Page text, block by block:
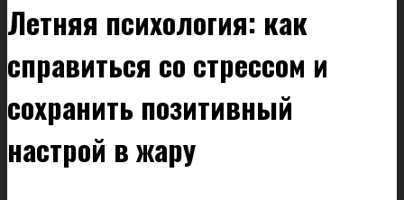
Летняя психология: как
справиться со стрессом и
сохранить позитивный
настрой в жару